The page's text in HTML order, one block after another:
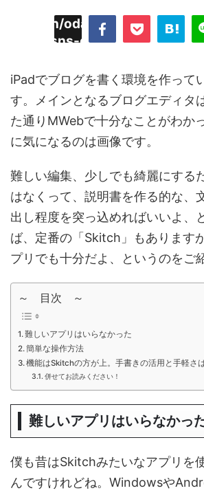
odaiji.com/
sns-count-cache/sns-
iPadでブログを書く環境を作って
す。メインとなるブログエディタ
た通りMWebで十分なことがわか
に気になるのは画像です。
難しい編集、少しでも綺麗にする
はなくって、説明書を作る的な、
出し程度を突っ込めればいいよ、
ば、定番の「Skitch」もあります
プリでも十分だよ、というのをご
～ 目次 ～
難しいアプリはいらなかった
簡単な操作方法
機能はSkitchの方が上。手書きの活用と手軽さ
併せてお読みください！
難しいアプリはいらなかっ
僕も昔はSkitchみたいなアプリを
んですけれどね。Windowsや